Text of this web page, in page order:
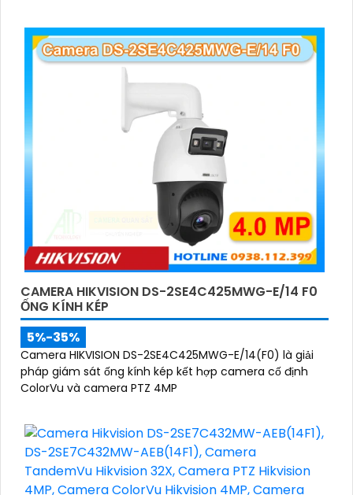
CAMERA HIKVISION DS-2SE4C425MWG-E/14 F0
ỐNG KÍNH KÉP
5%-35%
Camera HIKVISION DS-2SE4C425MWG-E/14(F0) là giải
pháp giám sát ống kính kép kết hợp camera cố định
ColorVu và camera PTZ 4MP